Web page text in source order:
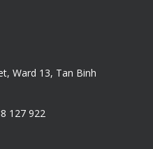
Ward 13, Tan Binh
127 922